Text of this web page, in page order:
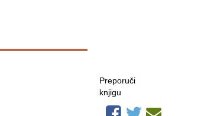
Preporuči
knjigu